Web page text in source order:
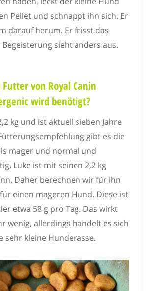
Pellet und schnappt ihn sich. Er
darauf herum. Er frisst das
sieht anders aus.
von Royal Canin
wird benötigt?
kg und ist aktuell sieben Jahre
gibt es die
mager und normal und
Luke ist mit seinen 2,2 kg
Daher berechnen wir für ihn
einen mageren Hund. Diese ist
etwa 58 g pro Tag. Das wirkt
wenig, allerdings handelt es sich
sehr kleine Hunderasse.